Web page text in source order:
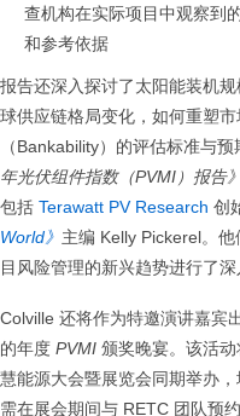
查机构在实际项目中观察到
和参考依据
报告还深入探讨了太阳能装机
球供应链格局变化，如何重塑
（Bankability）的评估标准与
年光伏组件指数（PVMI）报告》
包括 Terawatt PV Research 创
World》 主编 Kelly Pickerel。
目风险管理的新兴趋势进行了深
Colville 还将作为特邀演讲嘉宾
的年度 PVMI 颁奖晚宴。该活
慧能源大会暨展览会同期举办
需在展会期间与 RETC 团队预